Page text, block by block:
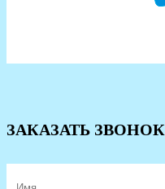
ЗАКАЗАТЬ ЗВОНОК